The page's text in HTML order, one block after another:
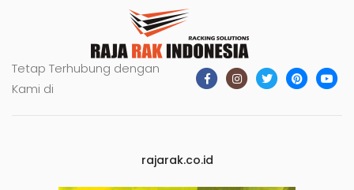
Tetap Terhubung dengan
Kami di
rajarak.co.id